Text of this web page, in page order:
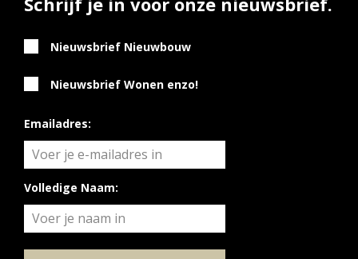
Vestiging Maarssen
Inloggen MOVE
Nieuwsbrief Nieuwbouw
Nieuwsbrief Wonen enzo!
Emailadres:
Volledige Naam: